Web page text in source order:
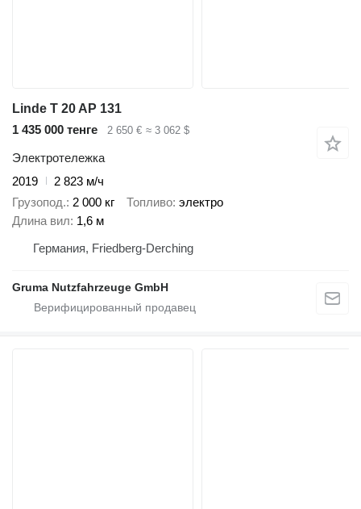
Linde T 20 AP 131
1 435 000 тенге
2 650 € ≈ 3 062 $
Электротележка
2019
2 823 м/ч
Грузопод. 2 000 кг Топливо электро
Длина вил 1,6 м
Германия, Friedberg-Derching
Gruma Nutzfahrzeuge GmbH